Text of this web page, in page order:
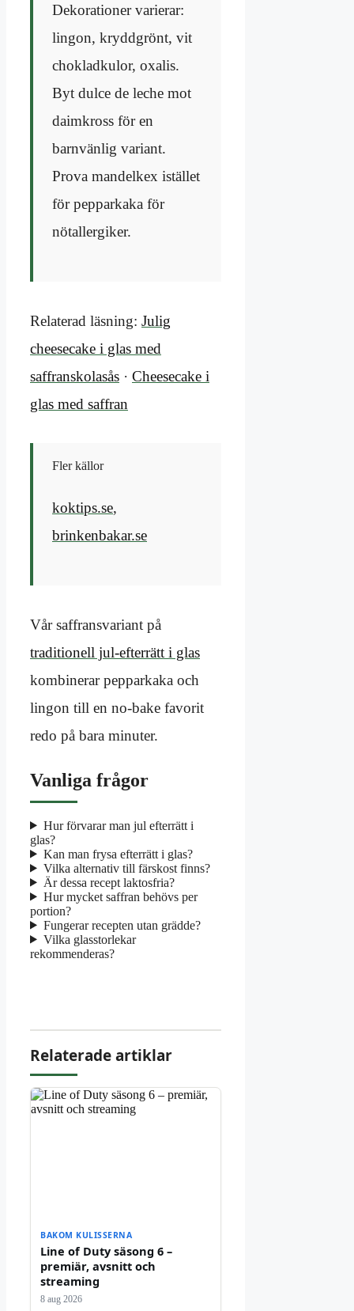
Dekorationer varierar:
lingon, kryddgrönt, vit
chokladkulor, oxalis.
Byt dulce de leche mot
daimkross för en
barnvänlig variant.
Prova mandelkex istället
för pepparkaka för
nötallergiker.
Relaterad läsning: Julig
cheesecake i glas med
saffranskolasås · Cheesecake i
glas med saffran
Fler källor
koktips.se,
brinkenbakar.se
Vår saffransvariant på
traditionell jul-efterrätt i glas
kombinerar pepparkaka och
lingon till en no-bake favorit
redo på bara minuter.
Vanliga frågor
Hur förvarar man jul efterrätt i
glas?
Kan man frysa efterrätt i glas?
Vilka alternativ till färskost finns?
Är dessa recept laktosfria?
Hur mycket saffran behövs per
portion?
Fungerar recepten utan grädde?
Vilka glasstorlekar
rekommenderas?
Relaterade artiklar
BAKOM KULISSERNA
Line of Duty säsong 6 –
premiär, avsnitt och
streaming
8 aug 2026